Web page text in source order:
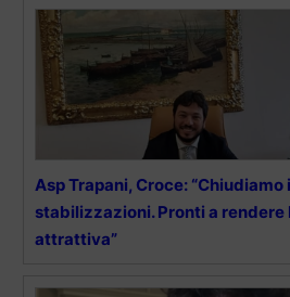
Asp Trapani, Croce:
stabilizzazioni. Pronti a rendere
attrattiva”